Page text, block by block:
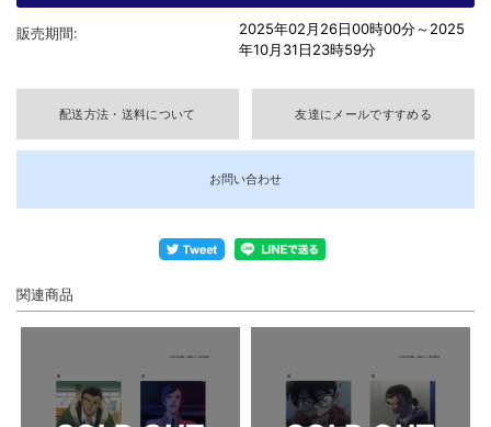
販売期間: 2025年02月26日00時00分～2025
年10月31日23時59分
配送方法・送料について 友達にメールですすめる
お問い合わせ
関連商品